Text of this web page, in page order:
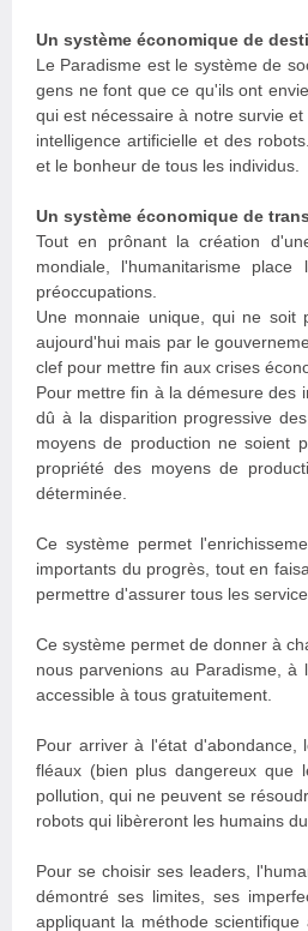
Un système économique de
Le Paradisme est le système de
gens ne font que ce qu'ils ont
qui est nécessaire à notre survie
intelligence artificielle et des
et le bonheur de tous les individus.
Un système économique de
Tout en prônant la création
mondiale, l'humanitarisme
préoccupations.
Une monnaie unique, qui ne soit
aujourd'hui mais par le
clef pour mettre fin aux crises
Pour mettre fin à la démesure des
dû à la disparition progressive
moyens de production ne soient
propriété des moyens de
déterminée.
Ce système permet
importants du progrès, tout en
permettre d'assurer tous les
Ce système permet de donner à
nous parvenions au Paradisme,
accessible à tous gratuitement.
Pour arriver à l'état d'abondance,
fléaux (bien plus dangereux que
pollution, qui ne peuvent se
robots qui libèreront les humains
Pour se choisir ses leaders,
démontré ses limites, ses
appliquant la méthode